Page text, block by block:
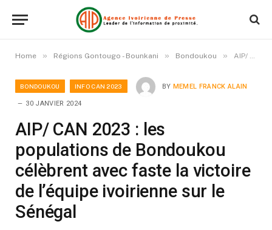
Home » Régions Gontougo - Bounkani » Bondoukou » AIP/ CAN 2023 : les populations de Bondoukou célèbrent avec faste la victoire de l’équipe ivoirienne sur le Sénégal
BONDOUKOU INFO CAN 2023 BY MEMEL FRANCK ALAIN
30 JANVIER 2024
AIP/ CAN 2023 : les
populations de Bondoukou
célèbrent avec faste la victoire
de l’équipe ivoirienne sur le
Sénégal